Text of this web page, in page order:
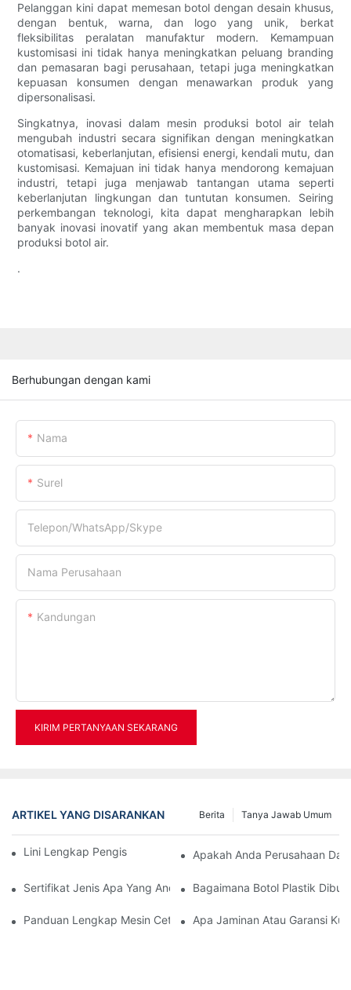
Pelanggan kini dapat memesan botol dengan desain khusus,
dengan bentuk, warna, dan logo yang unik, berkat
fleksibilitas peralatan manufaktur modern. Kemampuan
kustomisasi ini tidak hanya meningkatkan peluang branding
dan pemasaran bagi perusahaan, tetapi juga meningkatkan
kepuasan konsumen dengan menawarkan produk yang
dipersonalisasi.
Singkatnya, inovasi dalam mesin produksi botol air telah
mengubah industri secara signifikan dengan meningkatkan
otomatisasi, keberlanjutan, efisiensi energi, kendali mutu, dan
kustomisasi. Kemajuan ini tidak hanya mendorong kemajuan
industri, tetapi juga menjawab tantangan utama seperti
keberlanjutan lingkungan dan tuntutan konsumen. Seiring
perkembangan teknologi, kita dapat mengharapkan lebih
banyak inovasi inovatif yang akan membentuk masa depan
produksi botol air.
.
Berhubungan dengan kami
Nama
Surel
Telepon/WhatsApp/Skype
Nama Perusahaan
Kandungan
KIRIM PERTANYAAN SEKARANG
ARTIKEL YANG DISARANKAN Tanya Jawab Umum
Berita
Lini Lengkap Pengisian Botol Air 12000bphApakah Anda Perusahaan
Sertifikat Jenis Apa Yang Anda Miliki?Bagaimana Botol Plastik
Panduan Lengkap Mesin Cetak Tiup PETApa Jaminan Atau Garansi